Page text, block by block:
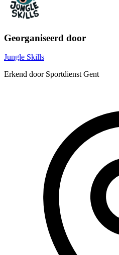
Georganiseerd door
Jungle Skills
Erkend door Sportdienst Gent